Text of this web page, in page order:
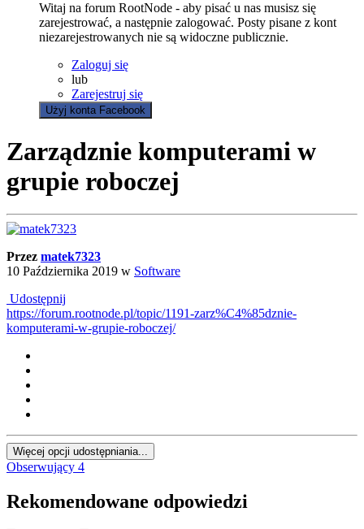
Witaj na forum RootNode - aby pisać u nas musisz się
zarejestrować, a następnie zalogować. Posty pisane z kont
niezarejestrowanych nie są widoczne publicznie.
Zaloguj się
lub
Zarejestruj się
Użyj konta Facebook
Zarządznie komputerami w
grupie roboczej
Przez matek7323
10 Października 2019 w Software
Udostępnij
https://forum.rootnode.pl/topic/1191-zarz%C4%85dznie-
komputerami-w-grupie-roboczej/
Więcej opcji udostępniania...
Obserwujący 4
Rekomendowane odpowiedzi